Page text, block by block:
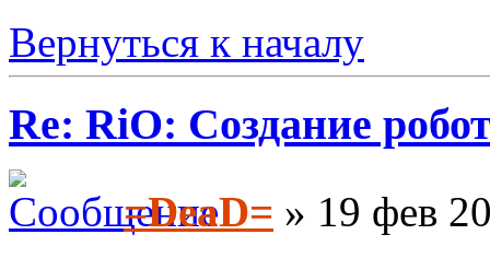
Вернуться к началу
Re: RiO: Создание
=DeaD= » 19 фев